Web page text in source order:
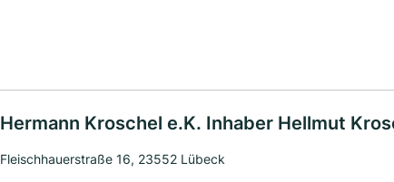
Hermann Kroschel e.K. Inhaber Hellmut
Fleischhauerstraße 16, 23552 Lübeck